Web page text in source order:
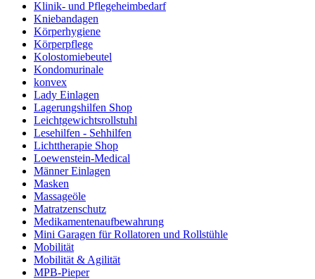
Klinik- und Pflegeheimbedarf
Kniebandagen
Körperhygiene
Körperpflege
Kolostomiebeutel
Kondomurinale
konvex
Lady Einlagen
Lagerungshilfen Shop
Leichtgewichtsrollstuhl
Lesehilfen - Sehhilfen
Lichttherapie Shop
Loewenstein-Medical
Männer Einlagen
Masken
Massageöle
Matratzenschutz
Medikamentenaufbewahrung
Mini Garagen für Rollatoren und Rollstühle
Mobilität
Mobilität & Agilität
MPB-Pieper